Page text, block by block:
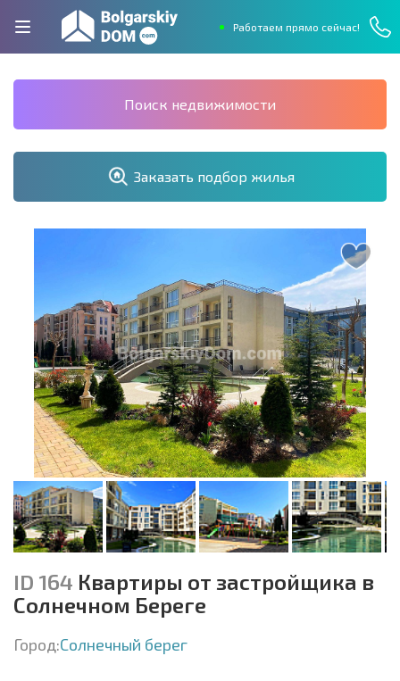
Работаем прямо сейчас!
Поиск недвижимости
Заказать подбор жилья
ID 164 Квартиры от застройщика в
Солнечном Береге
Город:Солнечный берег